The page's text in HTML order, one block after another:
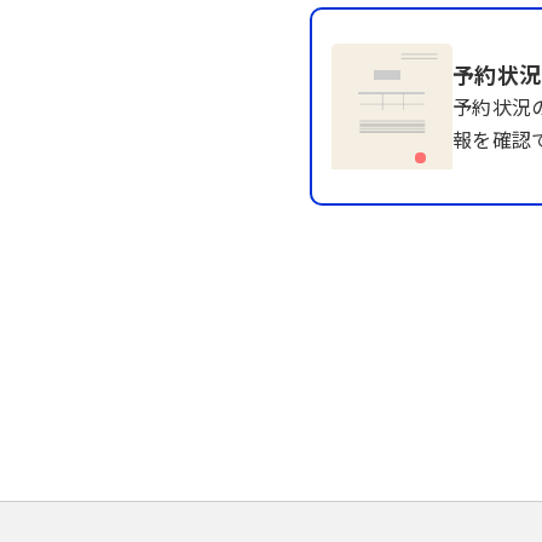
予約状
予約状況
報を確認